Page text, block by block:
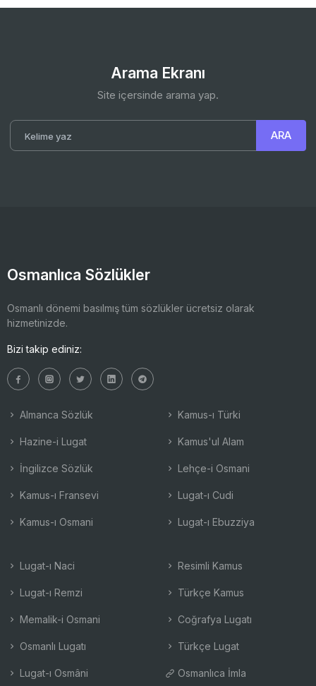
Arama Ekranı
Site içersinde arama yap.
Osmanlıca Sözlükler
Osmanlı dönemi basılmış tüm sözlükler ücretsiz olarak
hizmetinizde.
Bizi takip ediniz:
Almanca Sözlük
Hazine-i Lugat
İngilizce Sözlük
Kamus-ı Fransevi
Kamus-ı Osmani
Kamus-ı Türki
Kamus'ul Alam
Lehçe-i Osmani
Lugat-ı Cudi
Lugat-ı Ebuzziya
Lugat-ı Naci
Lugat-ı Remzi
Memalik-i Osmani
Osmanlı Lugatı
Lugat-ı Osmâni
Resimli Kamus
Türkçe Kamus
Coğrafya Lugatı
Türkçe Lugat
Osmanlıca İmla